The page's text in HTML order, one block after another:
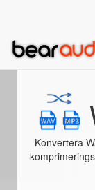
Konvertera